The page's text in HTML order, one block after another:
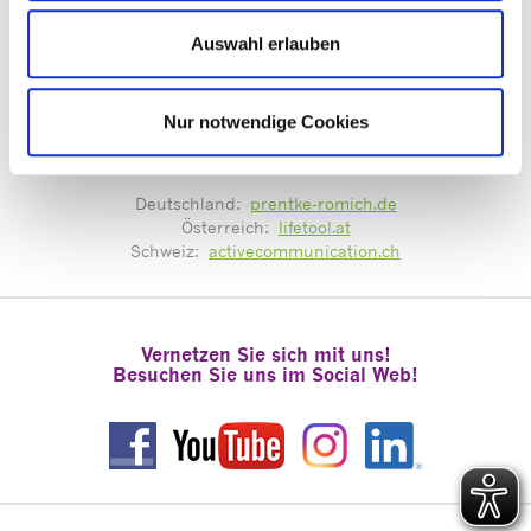
Auswahl erlauben
Nur notwendige Cookies
Zentrale Terminvergabe unter:
termine@prentke-romich.de
Deutschland: prentke-romich.de
Österreich: lifetool.at
Schweiz: activecommunication.ch
Vernetzen Sie sich mit uns!
Besuchen Sie uns im Social Web!